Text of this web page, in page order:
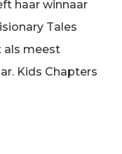
haar winnaar
Tales
als meest
Kids Chapters